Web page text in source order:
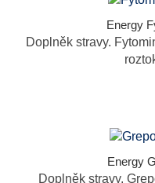
Energy
Doplněk stravy.
Energy
Doplněk stravy.